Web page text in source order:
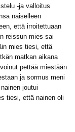
-ja valloitus
naiselleen
että irroitettuaan
reissun mies sai
mies tiesi, että
matkan aikana
pettää miestään
ja sormus meni
joutui
tiesi, että nainen oli